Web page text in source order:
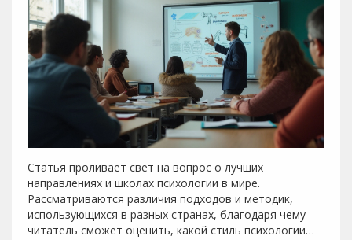
Статья проливает свет на вопрос о лучших
направлениях и школах психологии в мире.
Рассматриваются различия подходов и методик,
использующихся в разных странах, благодаря чему
читатель сможет оценить, какой стиль психологии